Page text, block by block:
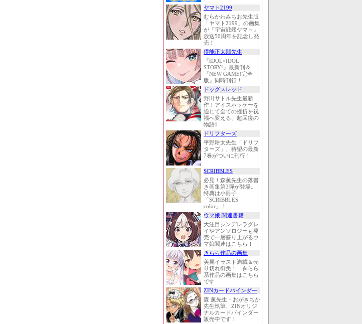
ヤマト2199
むらかわみちお先生版
「ヤマト2199」の画集
が『宇宙戦艦ヤマト』
放送50周年を記念し発
売！
得能正太郎先生
『IDOL×IDOL
STORY!』最新刊＆
『NEW GAME!完全
版』同時刊行！
ドッグスレッド
野田サトル先生最新
作！アイスホッケーを
通じて全ての挫折を祝
福へ変える、超回復の
物語1
ドリフターズ
平野耕太先生「ドリフ
ターズ」、待望の最新
7巻がついに刊行！
SCRIBBLES
必見！森薫先生の落書
き画集第3弾が登場。
特典は小冊子
「SCRIBBLES
color」！
ウマ娘 関連書籍
大注目シンデレラグレ
イやアンソロジーも発
売で一層盛り上がるウ
マ娘関連はこちら！
きらら作品の画集
美麗イラスト満載＆売
り切れ御免！ きらら
系作品の画集はこちら
です
ZINカードバインダー
森 薫先生・おがきちか
先生執筆、ZINオリジ
ナルカードバインダー
販売中です！